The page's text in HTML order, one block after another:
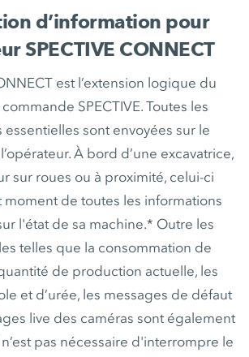
d’information pour
SPECTIVE CONNECT
est l’extension logique du
SPECTIVE. Toutes les
essentielles sont envoyées sur le
À bord d’une excavatrice,
sur roues ou à proximité, celui-ci
moment de toutes les informations
l'état de sa machine.* Outre les
telles que la consommation de
de production actuelle, les
et d’urée, les messages de défaut
live des caméras sont également
pas nécessaire d'interrompre le